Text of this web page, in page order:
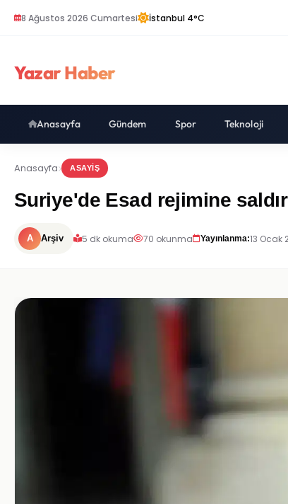
8 Ağustos 2026 Cumartesi İstanbul 4°C
Yazar Haber
Anasayfa Gündem Spor Teknoloji
Anasayfa ASAYIŞ
Suriye'de Esad rejimine
A Arşiv 5 dk okuma 70 okunma Yayınlanma:13 Ocak